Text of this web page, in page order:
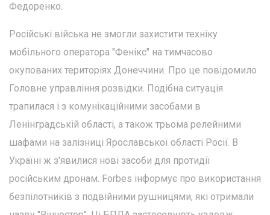
Федоренко.
Російські війська не змогли захистити техніку
мобільного оператора "Фенікс" на тимчасово
окупованих територіях Донеччини. Про це повідомило
Головне управління розвідки. Подібна ситуація
трапилася і з комунікаційними засобами в
Ленінградській області, а також трьома релейними
шафами на залізниці Ярославської області Росії. В
Україні ж з'явилися нові засоби для протидії
російським дронам. Forbes інформує про використання
безпілотників з подвійними рушницями, які отримали